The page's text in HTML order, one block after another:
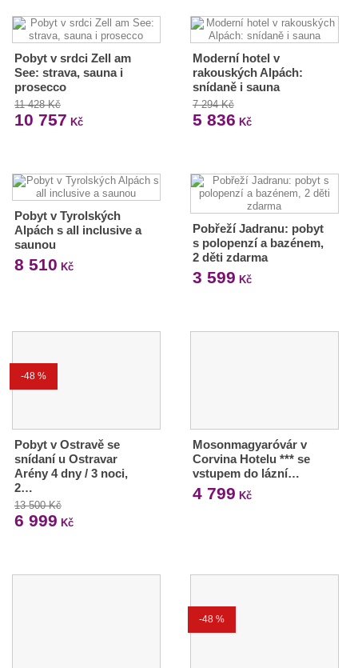
Pobyt v srdci Zell am
See: strava, sauna i
prosecco
11 428 Kč
10 757 Kč
Moderní hotel v
rakouských Alpách:
snídaně i sauna
7 294 Kč
5 836 Kč
Pobyt v Tyrolských
Alpách s all inclusive a
saunou
8 510 Kč
Pobřeží Jadranu: pobyt
s polopenzí a bazénem,
2 děti zdarma
3 599 Kč
-48 %
Pobyt v Ostravě se
snídaní u Ostravar
Arény 4 dny / 3 noci,
2…
13 500 Kč
6 999 Kč
Mosonmagyaróvár v
Corvina Hotelu *** se
vstupem do lázní…
4 799 Kč
-48 %